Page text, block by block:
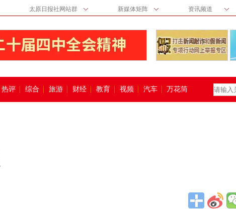
太原日报社网站群 新媒体矩阵 资讯频道
热评 综合 旅游 财经 教育 视频 汽车 万花筒